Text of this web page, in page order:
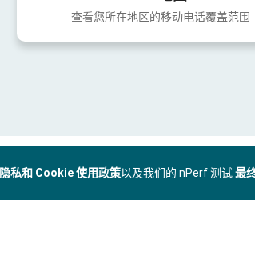
查看您所在地区的移动电话覆盖范围
隐私和 Cookie 使用政策以及我们的 nPerf 测试最